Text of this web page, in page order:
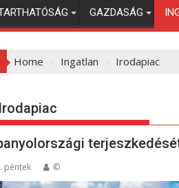
GAZDASÁG
Home Ingatlan Irodapiac
Irodapiac
péntek ©